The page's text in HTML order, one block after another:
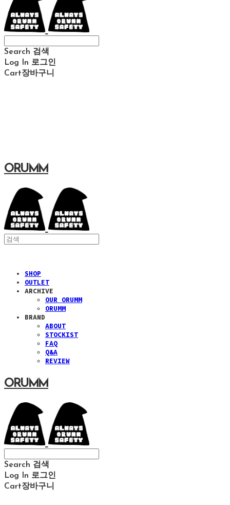
Search 검색
Log In 로그인
Cart장바구니
ORUMM
SHOP
OUTLET
ARCHIVE
OUR ORUMM
ORUMM
BRAND
ABOUT
STOCKIST
FAQ
Q&A
REVIEW
ORUMM
Search 검색
Log In 로그인
Cart장바구니